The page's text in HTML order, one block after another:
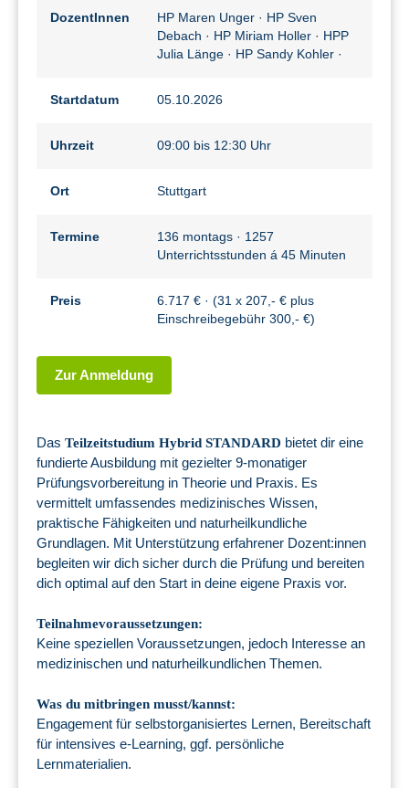
DozentInnen HP Maren Unger · HP Sven
Debach · HP Miriam Holler · HPP
Julia Länge · HP Sandy Kohler ·
Startdatum 05.10.2026
Uhrzeit 09:00 bis 12:30 Uhr
Ort Stuttgart
Termine
136 montags · 1257
Unterrichtsstunden á 45 Minuten
Preis
6.717 € · (31 x 207,- € plus
Einschreibegebühr 300,- €)
Zur Anmeldung
Das Teilzeitstudium Hybrid STANDARD bietet dir eine
fundierte Ausbildung mit gezielter 9-monatiger
Prüfungsvorbereitung in Theorie und Praxis. Es
vermittelt umfassendes medizinisches Wissen,
praktische Fähigkeiten und naturheilkundliche
Grundlagen. Mit Unterstützung erfahrener Dozent:innen
begleiten wir dich sicher durch die Prüfung und bereiten
dich optimal auf den Start in deine eigene Praxis vor.
Teilnahmevoraussetzungen:
Keine speziellen Voraussetzungen, jedoch Interesse an
medizinischen und naturheilkundlichen Themen.
Was du mitbringen musst/kannst:
Engagement für selbstorganisiertes Lernen, Bereitschaft
für intensives e-Learning, ggf. persönliche
Lernmaterialien.